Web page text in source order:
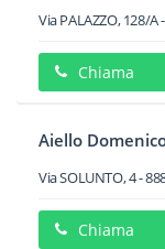
Via PALAZZO, 128/A-
Chiama
Aiello
Via SOLUNTO, 4-
Chiama